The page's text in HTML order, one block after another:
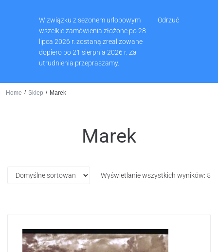
W związku z sezonem urlopowym
wszelkie zamówienia złożone po 28
lipca 2026 r. zostaną zrealizowane
dopiero po 21 sierpnia 2026 r. Za
utrudnienia przepraszamy.
Odrzuć
65 540 74 61
Home / Sklep / Marek
Marek
Wyświetlanie wszystkich wyników: 5